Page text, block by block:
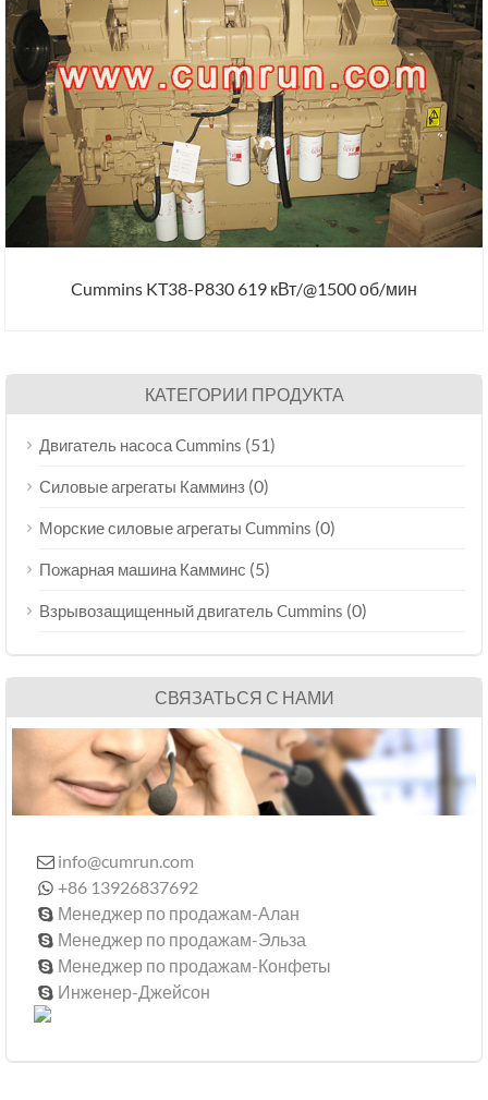
Cummins KT38-P830 619 кВт/@1500 об/мин
КАТЕГОРИИ ПРОДУКТА
Двигатель насоса Cummins (51)
Силовые агрегаты Камминз (0)
Морские силовые агрегаты Cummins (0)
Пожарная машина Камминс (5)
Взрывозащищенный двигатель Cummins (0)
СВЯЗАТЬСЯ С НАМИ
 info@cumrun.com
 +86 13926837692
 Менеджер по продажам-Алан
 Менеджер по продажам-Эльза
 Менеджер по продажам-Конфеты
 Инженер-Джейсон